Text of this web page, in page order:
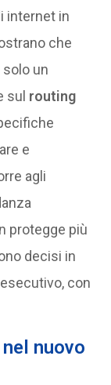
internet in
che
un
sul routing
e
agli
protegge più
decisi in
con
nuovo